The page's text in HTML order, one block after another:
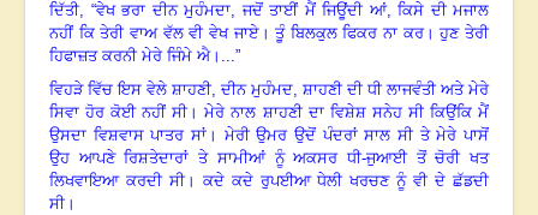
ਦਿੱਤੀ, “ਵੇਖ ਭਰਾ ਦੀਨ ਮੁਹੰਮਦਾ, ਜਦੋਂ ਤਾਈਂ ਮੈਂ ਜਿਊਂਦੀ ਆਂ, ਕਿਸੇ ਦੀ ਮਜਾਲ
ਨਹੀਂ ਕਿ ਤੇਰੀ ਵਾਅ ਵੱਲ ਵੀ ਵੇਖ ਜਾਏ। ਤੂੰ ਬਿਲਕੁਲ ਫਿਕਰ ਨਾ ਕਰ। ਹੁਣ ਤੇਰੀ
ਹਿਫਾਜ਼ਤ ਕਰਨੀ ਮੇਰੇ ਜਿੰਮੇ ਐ।...”
ਵਿਹੜੇ ਵਿੱਚ ਇਸ ਵੇਲੇ ਸ਼ਾਹਣੀ, ਦੀਨ ਮੁਹੰਮਦ, ਸ਼ਾਹਣੀ ਦੀ ਧੀ ਲਾਜਵੰਤੀ ਅਤੇ ਮੇਰੇ
ਸਿਵਾ ਹੋਰ ਕੋਈ ਨਹੀਂ ਸੀ। ਮੇਰੇ ਨਾਲ ਸ਼ਾਹਣੀ ਦਾ ਵਿਸ਼ੇਸ਼ ਸਨੇਹ ਸੀ ਕਿਉਂਕਿ ਮੈਂ
ਉਸਦਾ ਵਿਸ਼ਵਾਸ ਪਾਤਰ ਸਾਂ। ਮੇਰੀ ਉਮਰ ਉਦੋਂ ਪੰਦਰਾਂ ਸਾਲ ਸੀ ਤੇ ਮੇਰੇ ਪਾਸੋਂ
ਉਹ ਆਪਣੇ ਰਿਸ਼ਤੇਦਾਰਾਂ ਤੇ ਸਾਮੀਆਂ ਨੂੰ ਅਕਸਰ ਧੀ-ਜੁਆਈ ਤੋਂ ਚੋਰੀ ਖਤ
ਲਿਖਵਾਇਆ ਕਰਦੀ ਸੀ। ਕਦੇ ਕਦੇ ਰੁਪਈਆ ਧੇਲੀ ਖਰਚਣ ਨੂੰ ਵੀ ਦੇ ਛੱਡਦੀ
ਸੀ।